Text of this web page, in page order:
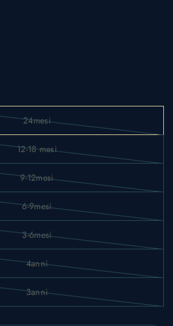
24mesi
12-18 mesi
9-12mesi
6-9mesi
3-6mesi
4anni
3anni